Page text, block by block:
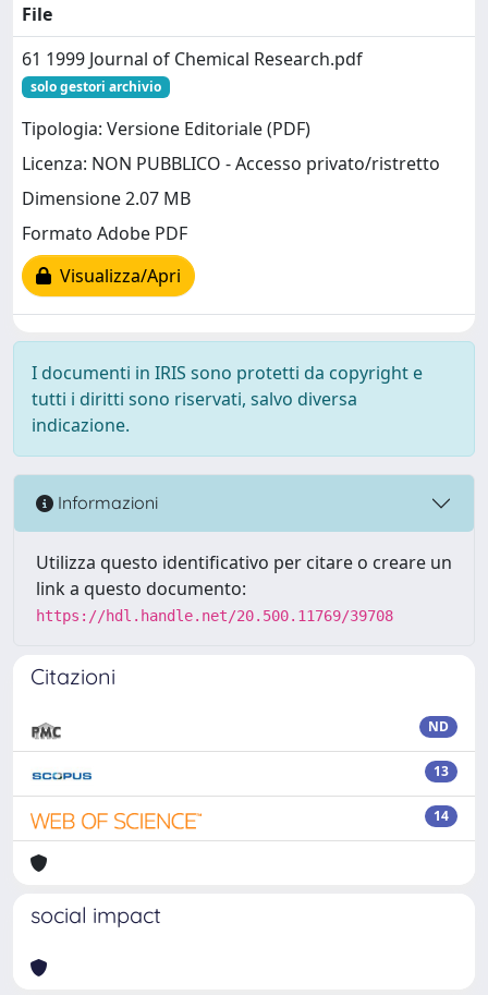
File
61 1999 Journal of Chemical Research.pdf
solo gestori archivio
Tipologia: Versione Editoriale (PDF)
Licenza: NON PUBBLICO - Accesso privato/ristretto
Dimensione 2.07 MB
Formato Adobe PDF
Visualizza/Apri
I documenti in IRIS sono protetti da copyright e
tutti i diritti sono riservati, salvo diversa
indicazione.
Informazioni
Utilizza questo identificativo per citare o creare un
link a questo documento:
https://hdl.handle.net/20.500.11769/39708
Citazioni
ND
13
14
social impact